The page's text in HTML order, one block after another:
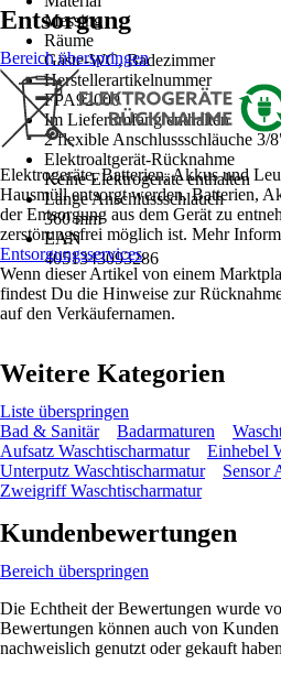
Messing
Räume
Gäste-WC, Badezimmer
Herstellerartikelnummer
FPA92000
Im Lieferumfang enthalten
2 flexible Anschlussschläuche 3/
Elektroaltgerät-Rücknahme
Keine Elektrogeräte enthalten
Länge Anschlussschlauch
360 mm
EAN
4051343093286
Entsorgung
Bereich überspringen
Elektrogeräte, Batterien, Akkus und
Hausmüll entsorgt werden. Batterien,
der Entsorgung aus dem Gerät zu
zerstörungsfrei möglich ist. Mehr
Entsorgungsservices.
Wenn dieser Artikel von einem
findest Du die Hinweise zur
auf den Verkäufernamen.
Weitere Kategorien
Liste überspringen
Bad & Sanitär
Badarmaturen
Aufsatz Waschtischarmatur
Einhebel
Unterputz Waschtischarmatur
Sensor
Zweigriff Waschtischarmatur
Kundenbewertungen
Bereich überspringen
Die Echtheit der Bewertungen wurde
Bewertungen können auch von
nachweislich genutzt oder gekauft